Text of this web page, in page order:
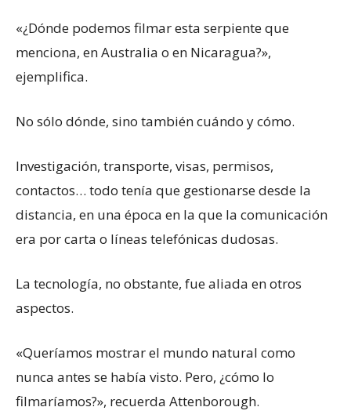
«¿Dónde podemos filmar esta serpiente que
menciona, en Australia o en Nicaragua?»,
ejemplifica.
No sólo dónde, sino también cuándo y cómo.
Investigación, transporte, visas, permisos,
contactos… todo tenía que gestionarse desde la
distancia, en una época en la que la comunicación
era por carta o líneas telefónicas dudosas.
La tecnología, no obstante, fue aliada en otros
aspectos.
«Queríamos mostrar el mundo natural como
nunca antes se había visto. Pero, ¿cómo lo
filmaríamos?», recuerda Attenborough.